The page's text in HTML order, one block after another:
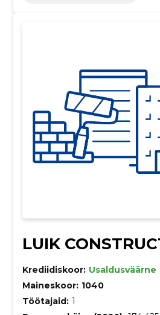
LUIK
Krediidiskoor: Usaldusväärne
Maineskoor: 1040
Töötajaid: 1